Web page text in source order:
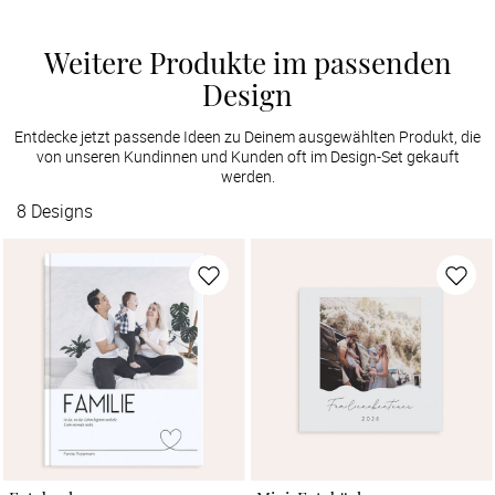
Weitere Produkte im passenden
Design
Entdecke jetzt passende Ideen zu Deinem ausgewählten Produkt, die
von unseren Kundinnen und Kunden oft im Design-Set gekauft
werden.
8 Designs